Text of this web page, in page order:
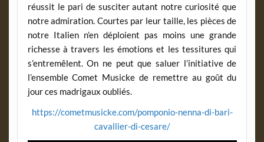
réussit le pari de susciter autant notre curiosité que
notre admiration. Courtes par leur taille, les pièces de
notre Italien n’en déploient pas moins une grande
richesse à travers les émotions et les tessitures qui
s’entremêlent. On ne peut que saluer l’initiative de
l’ensemble Comet Musicke de remettre au goût du
jour ces madrigaux oubliés.
https://cometmusicke.com/pomponio-nenna-di-bari-
cavallier-di-cesare/